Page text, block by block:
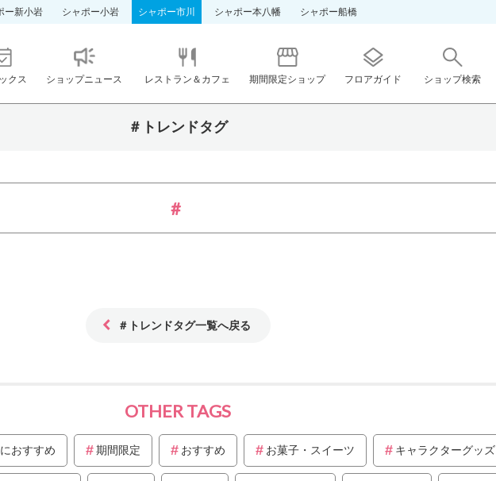
ー新小岩 シャポー小岩 シャポー市川 シャポー本八幡 シャポー船橋
クス ショップニュース レストラン＆カフェ 期間限定ショップ フロアガイド ショップ検索
＃トレンドタグ
＃トレンドタグ一覧へ戻る
OTHER TAGS
おすすめ 期間限定 おすすめ お菓子・スイーツ キャラクターグッズ